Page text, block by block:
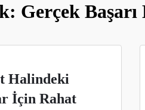
Gerçek
Halindeki
İçin Rahat